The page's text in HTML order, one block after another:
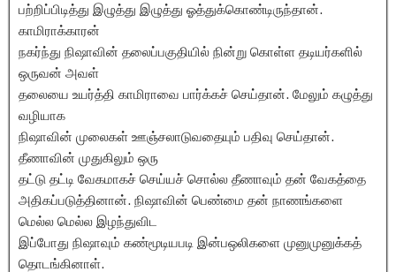
பற்றிப்பிடித்து இழுத்து இழுத்து ஓத்துக்கொண்டிருந்தான்.
காமிராக்காரன்
நகர்ந்து நிஷாவின் தலைப்பகுதியில் நின்று கொள்ள தடியர்களில்
ஒருவன் அவள்
தலையை உயர்த்தி காமிராவை பார்க்கச் செய்தான். மேலும் கழுத்து
வழியாக
நிஷாவின் முலைகள் ஊஞ்சலாடுவதையும் பதிவு செய்தான்.
தீணாவின் முதுகிலும் ஒரு
தட்டு தட்டி வேகமாகச் செய்யச் சொல்ல தீணாவும் தன் வேகத்தை
அதிகப்படுத்தினான். நிஷாவின் பெண்மை தன் நாணங்களை
மெல்ல மெல்ல இழந்துவிட
இப்போது நிஷாவும் கண்மூடியபடி இன்பஒலிகளை முனுமுனுக்கத்
தொடங்கினாள்.